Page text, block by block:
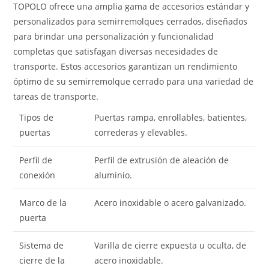
TOPOLO ofrece una amplia gama de accesorios estándar y
personalizados para semirremolques cerrados, diseñados
para brindar una personalización y funcionalidad
completas que satisfagan diversas necesidades de
transporte. Estos accesorios garantizan un rendimiento
óptimo de su semirremolque cerrado para una variedad de
tareas de transporte.
Tipos de
puertas
Puertas rampa, enrollables, batientes,
correderas y elevables.
Perfil de
conexión
Perfil de extrusión de aleación de
aluminio.
Marco de la
puerta
Acero inoxidable o acero galvanizado.
Sistema de
cierre de la
Varilla de cierre expuesta u oculta, de
acero inoxidable.